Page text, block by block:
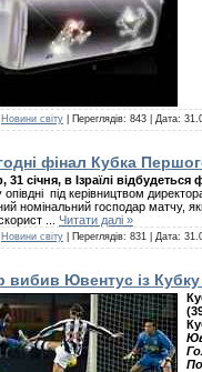
Новини світу | Переглядів: 843 | Дата:
фінал Кубка
31 січня, в Ізраїлі
під керівництвом
номінальний господар матчу,
Читати далі »
Новини світу | Переглядів: 831 | Дата:
вибив Ювентус із